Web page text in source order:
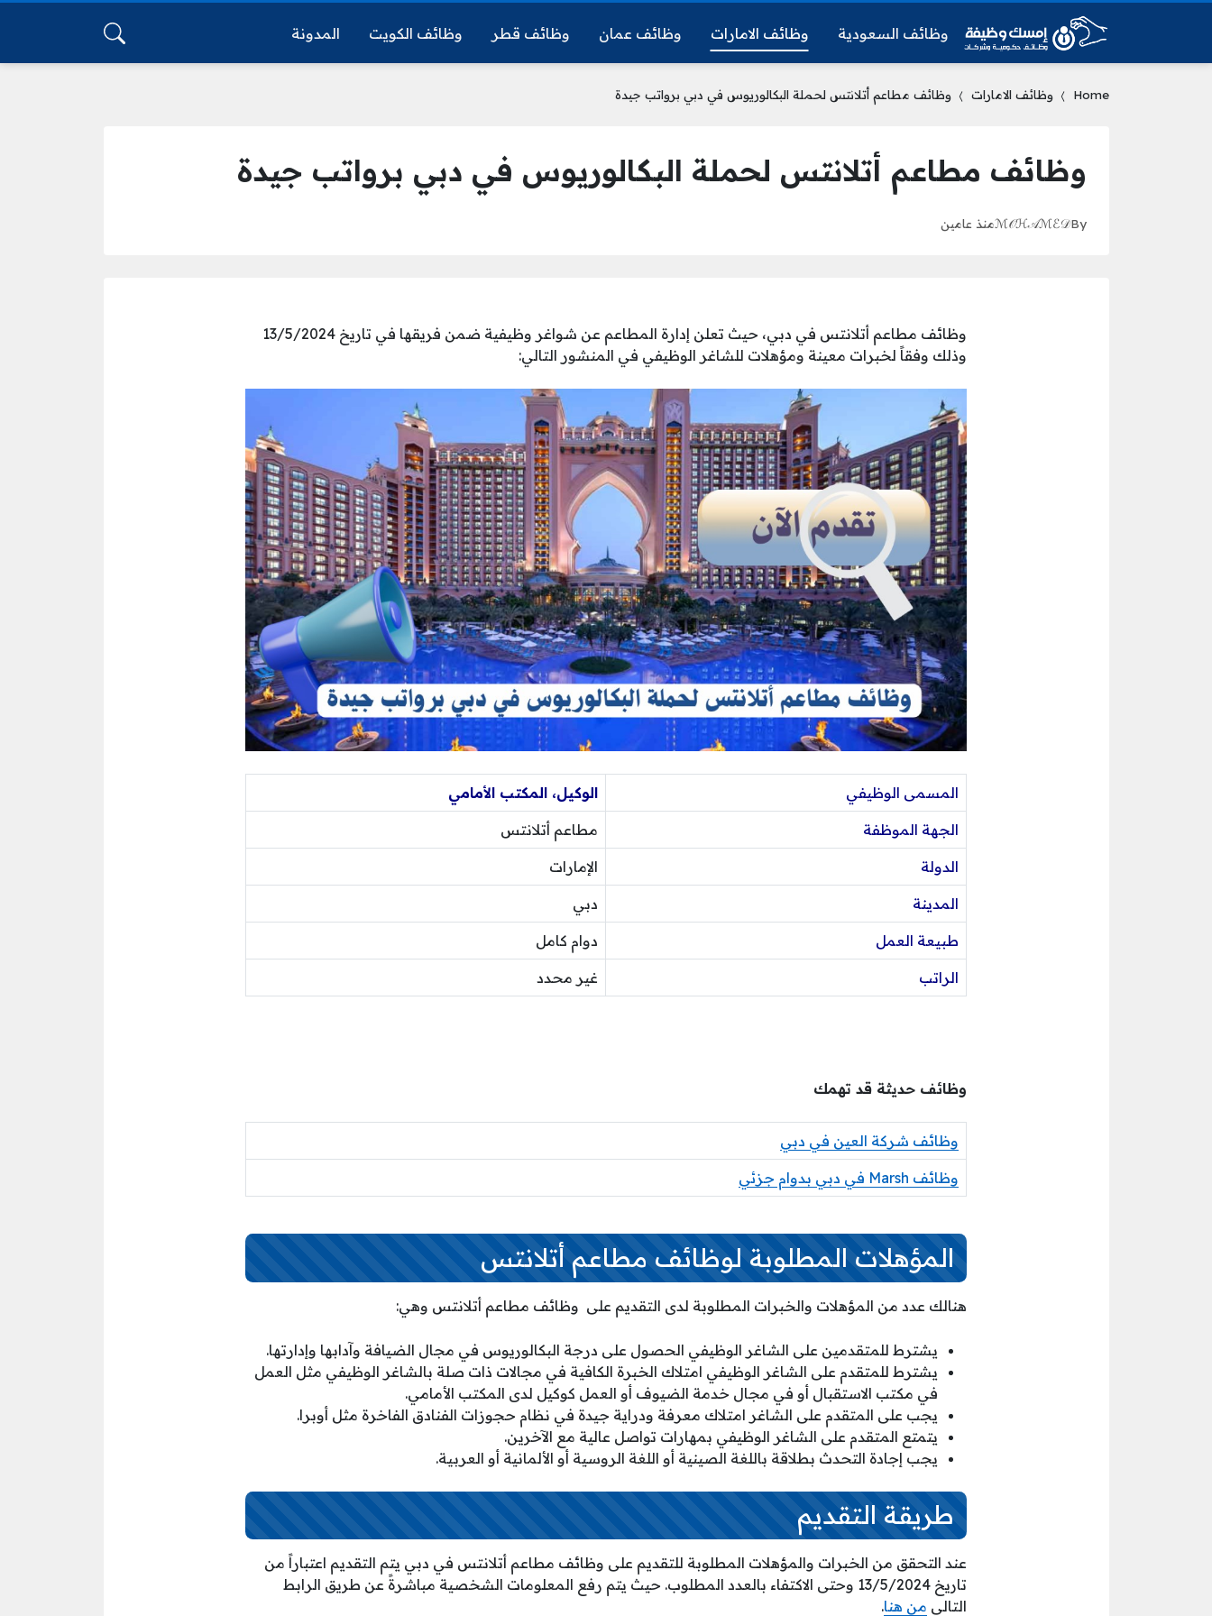
وظائف السعودية وظائف الامارات وظائف عمان وظائف قطر وظائف الكويت المدونة
Home وظائف الامارات وظائف مطاعم أتلانتس لحملة البكالوريوس في دبي برواتب جيدة
وظائف مطاعم أتلانتس لحملة البكالوريوس في دبي برواتب جيدة
By
ℳ𝒪ℋ𝒜ℳℰ𝒟منذ عامين
وظائف مطاعم أتلانتس في دبي، حيث تعلن إدارة المطاعم عن شواغر وظيفية ضمن فريقها في تاريخ 13/5/2024
وذلك وفقاً لخبرات معينة ومؤهلات للشاغر الوظيفي في المنشور التالي:
المسمى الوظيفي الوكيل، المكتب الأمامي
الجهة الموظفة مطاعم أتلانتس
الدولة الإمارات
المدينة دبي
طبيعة العمل دوام كامل
الراتب غير محدد
وظائف حديثة قد تهمك
وظائف شركة العين في دبي
وظائف Marsh في دبي بدوام جزئي
المؤهلات المطلوبة لوظائف مطاعم أتلانتس
هنالك عدد من المؤهلات والخبرات المطلوبة لدى التقديم على وظائف مطاعم أتلانتس وهي:
يشترط للمتقدمين على الشاغر الوظيفي الحصول على درجة البكالوريوس في مجال الضيافة وآدابها وإدارتها.
يشترط للمتقدم على الشاغر الوظيفي امتلاك الخبرة الكافية في مجالات ذات صلة بالشاغر الوظيفي مثل العمل
في مكتب الاستقبال أو في مجال خدمة الضيوف أو العمل كوكيل لدى المكتب الأمامي.
يجب على المتقدم على الشاغر امتلاك معرفة ودراية جيدة في نظام حجوزات الفنادق الفاخرة مثل أوبرا.
يتمتع المتقدم على الشاغر الوظيفي بمهارات تواصل عالية مع الآخرين.
يجب إجادة التحدث بطلاقة باللغة الصينية أو اللغة الروسية أو الألمانية أو العربية.
طريقة التقديم
عند التحقق من الخبرات والمؤهلات المطلوبة للتقديم على وظائف مطاعم أتلانتس في دبي يتم التقديم اعتباراً من
تاريخ 13/5/2024 وحتى الاكتفاء بالعدد المطلوب. حيث يتم رفع المعلومات الشخصية مباشرةً عن طريق الرابط
التالي من هنا.